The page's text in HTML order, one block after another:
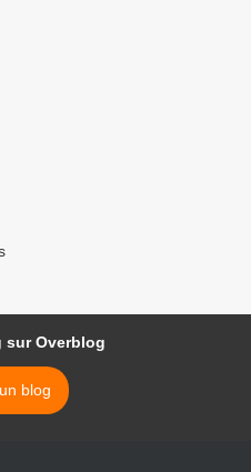
sur Overblog
blog